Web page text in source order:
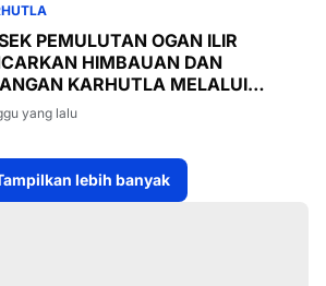
PEMULUTAN OGAN ILIR
HIMBAUAN DAN
KARHUTLA MELALUI
TSKD (TOURING SAMBANG
DESA
yang lalu
lebih banyak